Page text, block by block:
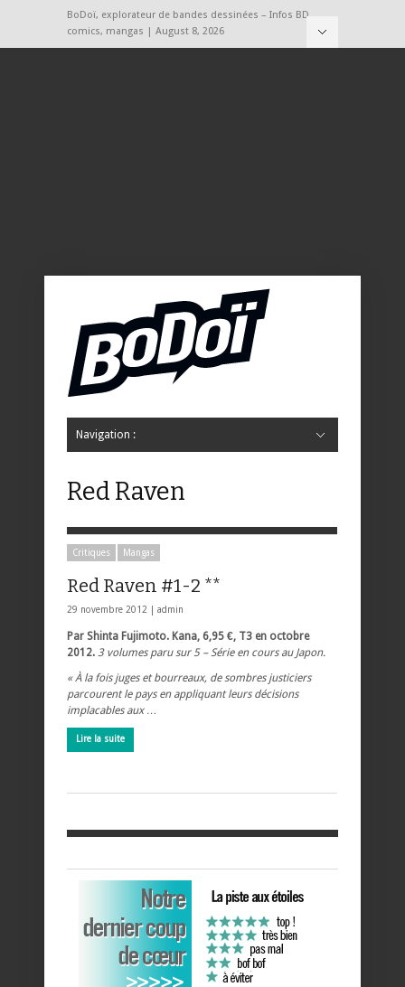
BoDoï, explorateur de bandes dessinées – Infos BD,
comics, mangas | August 8, 2026
Navigation :
Red Raven
Critiques Mangas
Red Raven #1-2 **
29 novembre 2012 | admin
Par Shinta Fujimoto. Kana, 6,95 €, T3 en octobre
2012. 3 volumes paru sur 5 – Série en cours au Japon.
« À la fois juges et bourreaux, de sombres justiciers
parcourent le pays en appliquant leurs décisions
implacables aux …
Lire la suite